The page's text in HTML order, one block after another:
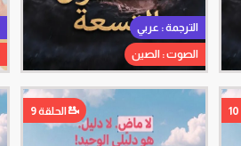
الترجمة : عربي
الصوت : الصين
الحلقة 9